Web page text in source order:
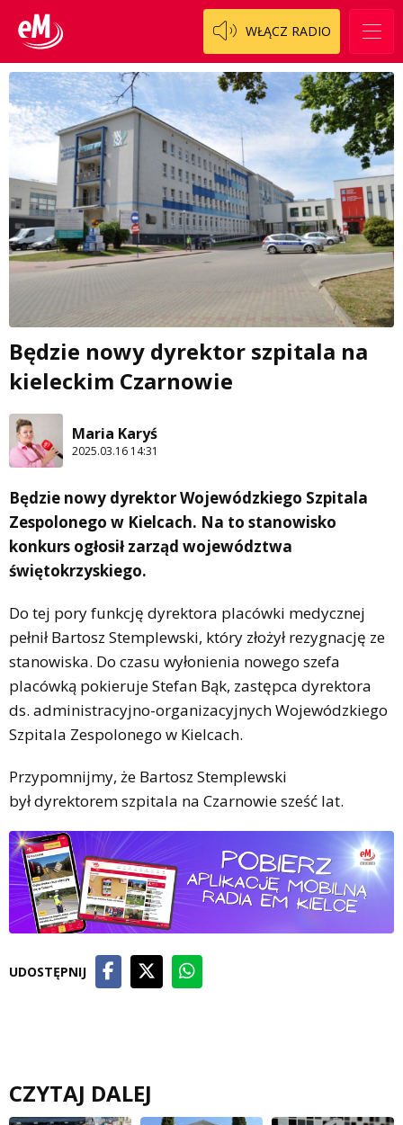
WŁĄCZ RADIO
Będzie nowy dyrektor szpitala na
kieleckim Czarnowie
Maria Karyś
2025.03.16 14:31
Będzie nowy dyrektor Wojewódzkiego Szpitala
Zespolonego w Kielcach. Na to stanowisko
konkurs ogłosił zarząd województwa
świętokrzyskiego.
Do tej pory funkcję dyrektora placówki medycznej
pełnił Bartosz Stemplewski, który złożył rezygnację ze
stanowiska. Do czasu wyłonienia nowego szefa
placówką pokieruje Stefan Bąk, zastępca dyrektora
ds. administracyjno-organizacyjnych Wojewódzkiego
Szpitala Zespolonego w Kielcach.
Przypomnijmy, że Bartosz Stemplewski
był dyrektorem szpitala na Czarnowie sześć lat.
UDOSTĘPNIJ
CZYTAJ DALEJ